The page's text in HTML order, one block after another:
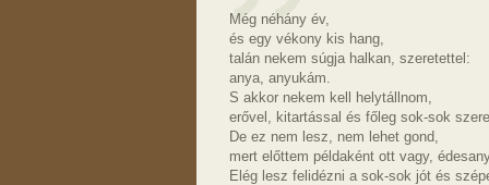
Még néhány év,
és egy vékony kis hang,
talán nekem súgja halkan, szeretettel:
anya, anyukám.
S akkor nekem kell helytállnom,
erővel, kitartással és főleg sok-sok
De ez nem lesz, nem lehet gond,
mert előttem példaként ott vagy,
Elég lesz felidézni a sok-sok jót és